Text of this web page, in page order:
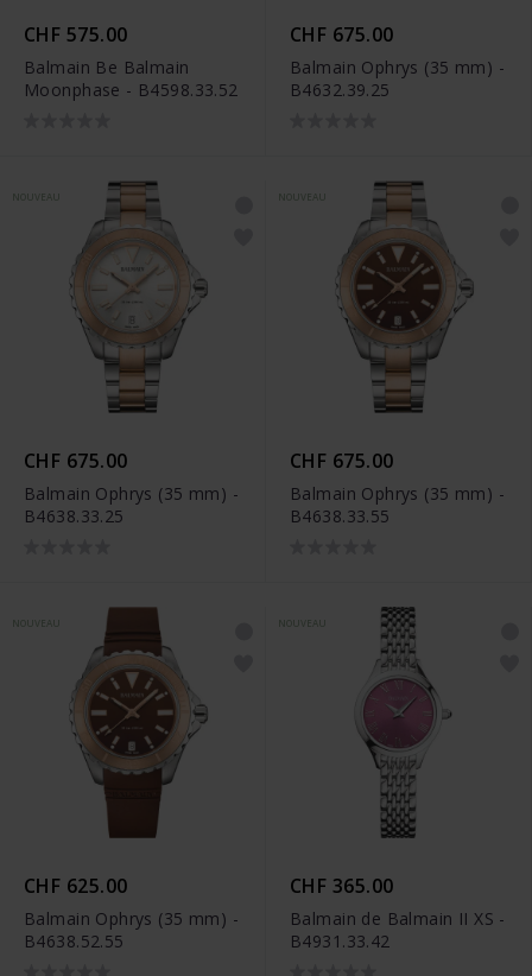
CHF 575.00
Balmain Be Balmain
Moonphase - B4598.33.52
CHF 675.00
Balmain Ophrys (35 mm) -
B4632.39.25
NOUVEAU
CHF 675.00
Balmain Ophrys (35 mm) -
B4638.33.25
NOUVEAU
CHF 675.00
Balmain Ophrys (35 mm) -
B4638.33.55
CHF 625.00
Balmain Ophrys (35 mm) -
B4638.52.55
CHF 365.00
Balmain de Balmain II XS -
B4931.33.42